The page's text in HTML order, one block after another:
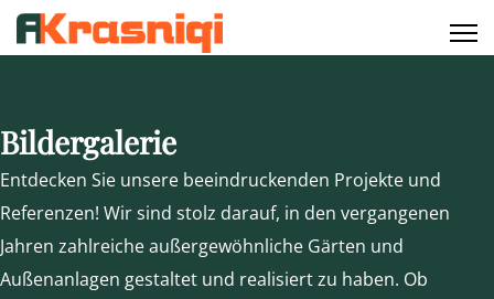
Bildergalerie
Entdecken Sie unsere beeindruckenden Projekte und
Referenzen! Wir sind stolz darauf, in den vergangenen
Jahren zahlreiche außergewöhnliche Gärten und
Außenanlagen gestaltet und realisiert zu haben. Ob